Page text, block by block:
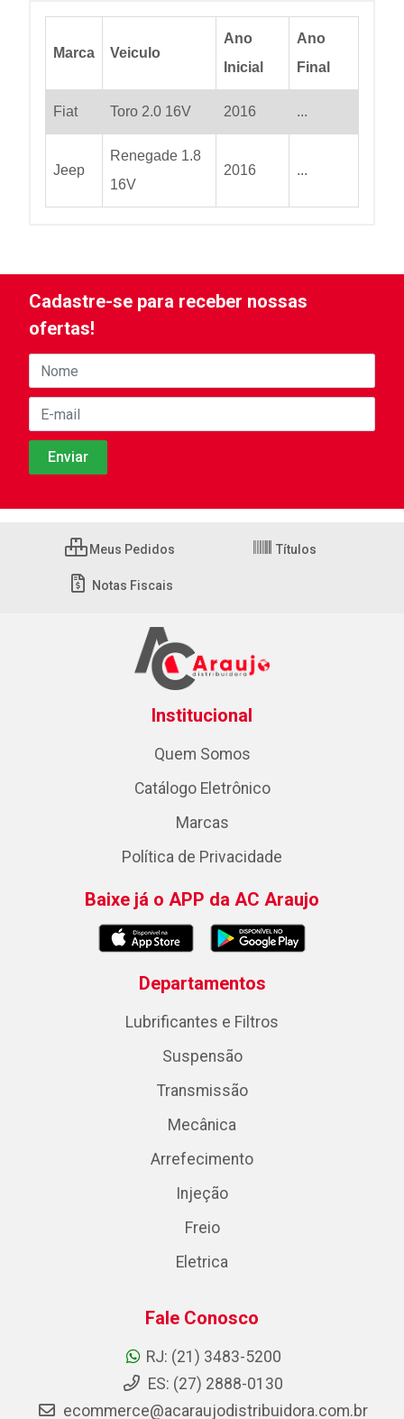
Marca Veiculo
Ano
Inicial
Ano
Final
Fiat Toro 2.0 16V 2016 ...
Jeep
Renegade 1.8
16V
2016 ...
Cadastre-se para receber nossas
ofertas!
Meus Pedidos Títulos
Notas Fiscais
Institucional
Quem Somos
Catálogo Eletrônico
Marcas
Política de Privacidade
Baixe já o APP da AC Araujo
Departamentos
Lubrificantes e Filtros
Suspensão
Transmissão
Mecânica
Arrefecimento
Injeção
Freio
Eletrica
Fale Conosco
RJ: (21) 3483-5200
ES: (27) 2888-0130
ecommerce@acaraujodistribuidora.com.br